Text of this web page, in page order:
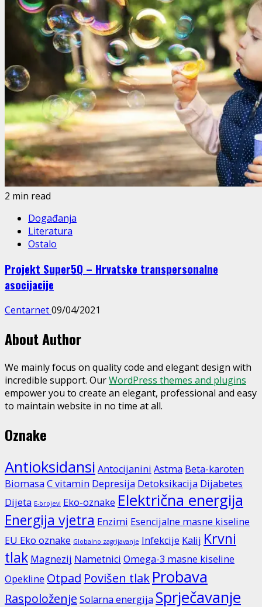
2 min read
Događanja
Literatura
Ostalo
Projekt Super5Q – Hrvatske transpersonalne
asocijacije
Centarnet09/04/2021
About Author
We mainly focus on quality code and elegant design with
incredible support. OurWordPress themes and plugins
empower you to create an elegant, professional and easy
to maintain website in no time at all.
Oznake
Antioksidansi Antocijanini Astma Beta-karoten
Biomasa C vitamin Depresija Detoksikacija Dijabetes
Dijeta E-brojevi Eko-oznake Električna energija
Energija vjetra Enzimi Esencijalne masne kiseline
EU Eko oznake Globalno zagrijavanje Infekcije Kalij Krvni
tlak Magnezij Nametnici Omega-3 masne kiseline
Opekline Otpad Povišen tlak Probava
Raspoloženje Solarna energija Sprječavanje